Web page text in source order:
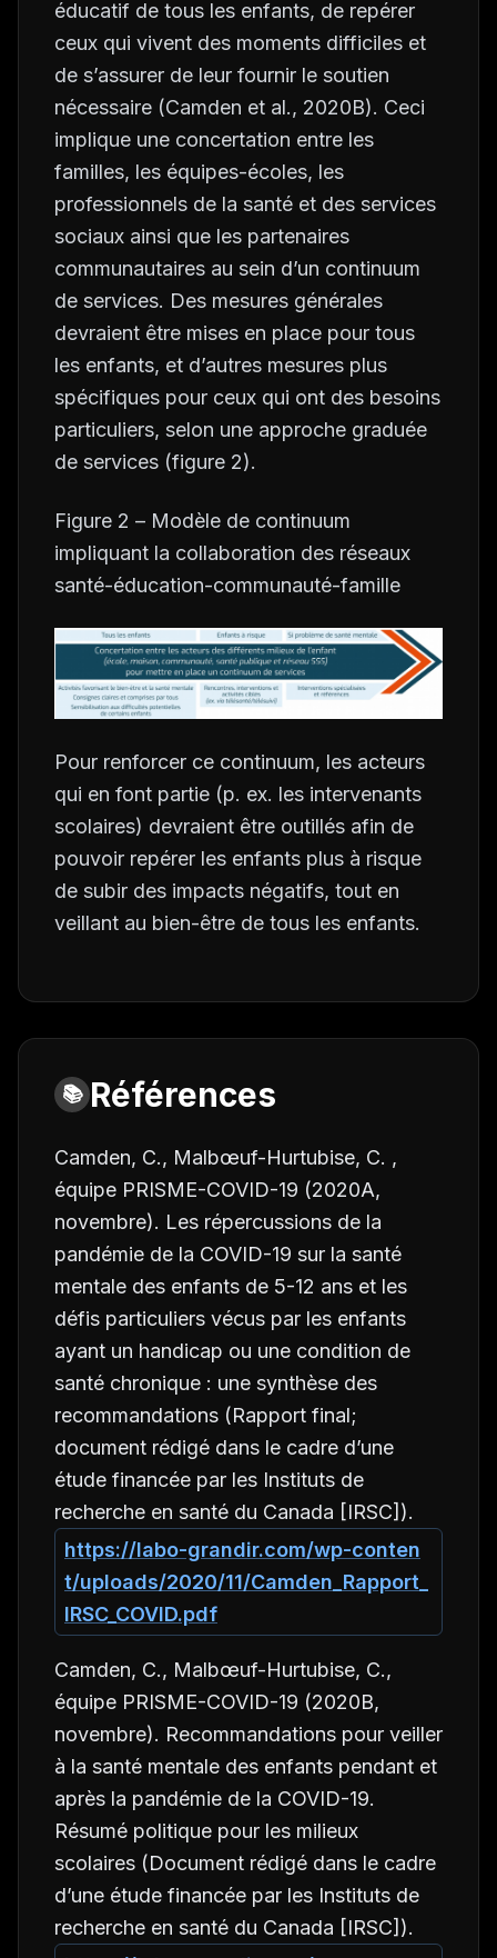
éducatif de tous les enfants, de repérer
ceux qui vivent des moments difficiles et
de s’assurer de leur fournir le soutien
nécessaire (Camden et al., 2020B). Ceci
implique une concertation entre les
familles, les équipes-écoles, les
professionnels de la santé et des services
sociaux ainsi que les partenaires
communautaires au sein d’un continuum
de services. Des mesures générales
devraient être mises en place pour tous
les enfants, et d’autres mesures plus
spécifiques pour ceux qui ont des besoins
particuliers, selon une approche graduée
de services (figure 2).
Figure 2 – Modèle de continuum
impliquant la collaboration des réseaux
santé-éducation-communauté-famille
Pour renforcer ce continuum, les acteurs
qui en font partie (p. ex. les intervenants
scolaires) devraient être outillés afin de
pouvoir repérer les enfants plus à risque
de subir des impacts négatifs, tout en
veillant au bien-être de tous les enfants.
📚 Références
Camden, C., Malbœuf-Hurtubise, C. ,
équipe PRISME-COVID-19 (2020A,
novembre). Les répercussions de la
pandémie de la COVID-19 sur la santé
mentale des enfants de 5-12 ans et les
défis particuliers vécus par les enfants
ayant un handicap ou une condition de
santé chronique : une synthèse des
recommandations (Rapport final;
document rédigé dans le cadre d’une
étude financée par les Instituts de
recherche en santé du Canada [IRSC]).
https://labo-grandir.com/wp-conten
t/uploads/2020/11/Camden_Rapport_
IRSC_COVID.pdf
Camden, C., Malbœuf-Hurtubise, C.,
équipe PRISME-COVID-19 (2020B,
novembre). Recommandations pour veiller
à la santé mentale des enfants pendant et
après la pandémie de la COVID-19.
Résumé politique pour les milieux
scolaires (Document rédigé dans le cadre
d’une étude financée par les Instituts de
recherche en santé du Canada [IRSC]).